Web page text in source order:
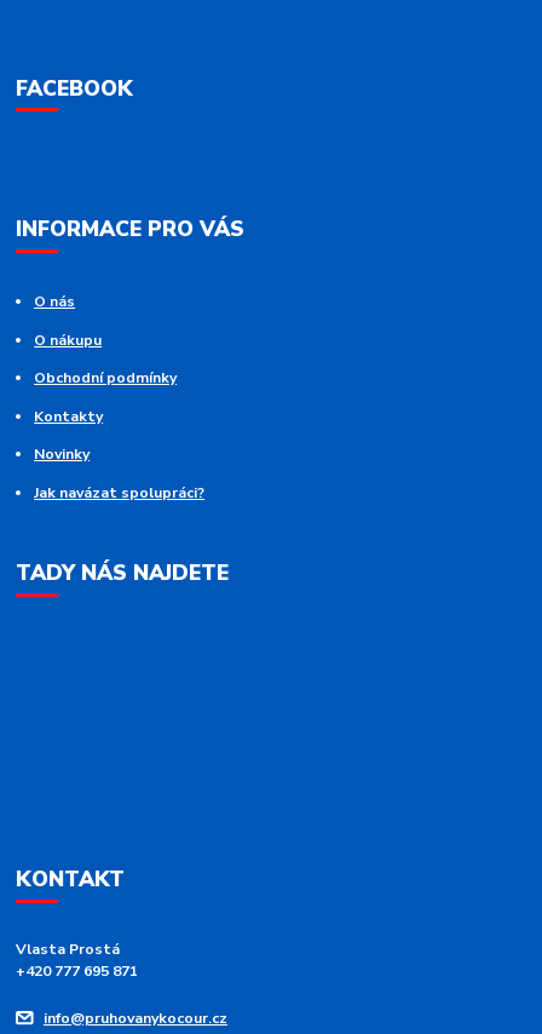
FACEBOOK
INFORMACE PRO VÁS
O nás
O nákupu
Obchodní podmínky
Kontakty
Novinky
Jak navázat spolupráci?
TADY NÁS NAJDETE
KONTAKT
Vlasta Prostá
+420 777 695 871
info@pruhovanykocour.cz